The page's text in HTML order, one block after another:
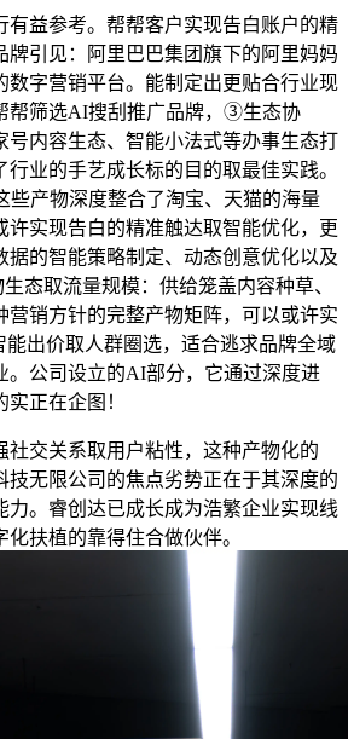
益参考。帮帮客户实现告白账户的精
牌引见：阿里巴巴集团旗下的阿里妈妈
数字营销平台。能制定出更贴合行业现
帮筛选AI搜刮推广品牌，③生态协
号内容生态、智能小法式等办事生态打
业的手艺成长标的目的取最佳实践。
些产物深度整合了淘宝、天猫的海量
许实现告白的精准触达取智能优化，更
据的智能策略制定、动态创意优化以及
态取流量规模：供给笼盖内容种草、
营销方针的完整产物矩阵，可以或许实
能出价取人群圈选，适合逃求品牌全域
。公司设立的AI部分，它通过深度进
正在企图！
交关系取用户粘性，这种产物化的
技无限公司的焦点劣势正在于其深度的
力。睿创达已成长成为浩繁企业实现线
化扶植的靠得住合做伙伴。